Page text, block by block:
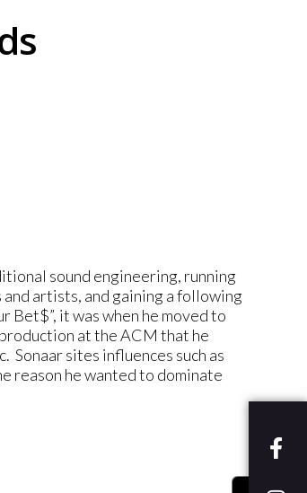
sound engineering, running
artists, and gaining a following
Bet$”, it was when he moved to
at the ACM that he
Sonaar sites influences such as
reason he wanted to dominate